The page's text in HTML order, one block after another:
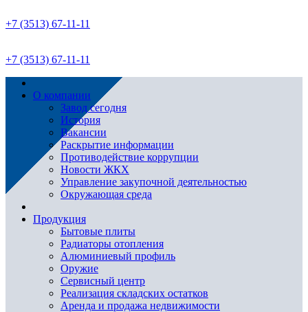
+7 (3513) 67-11-11
+7 (3513) 67-11-11
О компании
Завод сегодня
История
Вакансии
Раскрытие информации
Противодействие коррупции
Новости ЖКХ
Управление закупочной деятельностью
Окружающая среда
Продукция
Бытовые плиты
Радиаторы отопления
Алюминиевый профиль
Оружие
Сервисный центр
Реализация складских остатков
Аренда и продажа недвижимости